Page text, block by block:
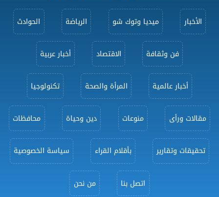
الأخبار ميديا وتوك شو الرياضة الحوادث
فن وثقافة الاقتصاد أخبار عربية
أخبار عالمية المرأة والصحة تكنولوجيا
مقالات ورأى منوعات دين وحياة محافظات
تحقيقات وتقارير بأقلام القراء سياسة الخصوصية
اتصل بنا من نحن